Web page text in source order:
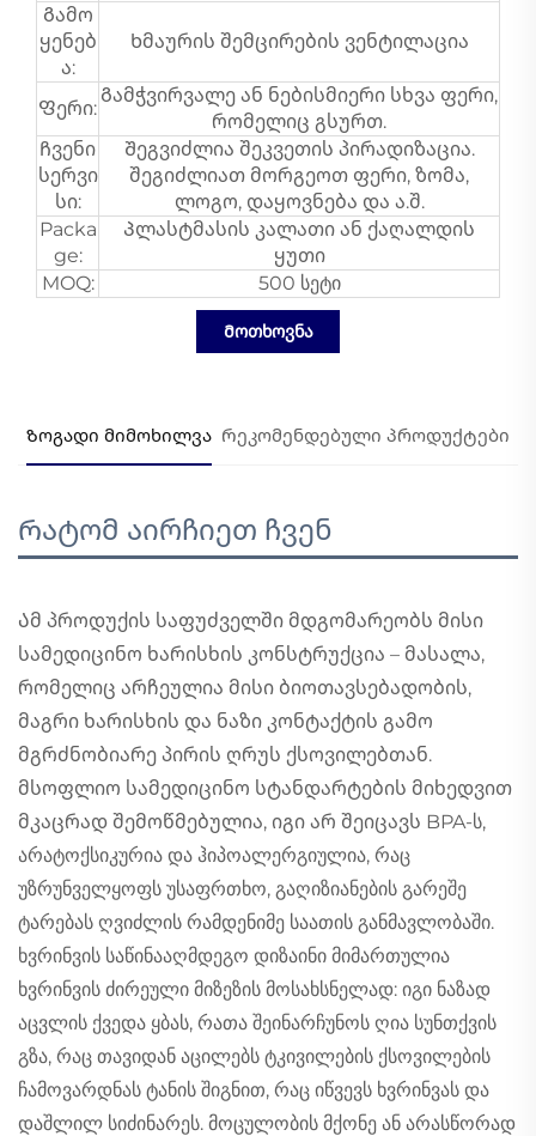
Გამო
ყენებ
ა:
Ხმაურის შემცირების ვენტილაცია
Ფერი:
Გამჭვირვალე ან ნებისმიერი სხვა ფერი,
რომელიც გსურთ.
Ჩვენი
სერვი
სი:
Შეგვიძლია შეკვეთის პირადიზაცია.
შეგიძლიათ მორგეოთ ფერი, ზომა,
ლოგო, დაყოვნება და ა.შ.
Packa
ge:
Პლასტმასის კალათი ან ქაღალდის
ყუთი
MOQ:
500 სეტი
Მოთხოვნა
Ზოგადი მიმოხილვა Რეკომენდებული პროდუქტები
Რატომ აირჩიეთ ჩვენ
Ამ პროდუქის საფუძველში მდგომარეობს მისი
სამედიცინო ხარისხის კონსტრუქცია – მასალა,
რომელიც არჩეულია მისი ბიოთავსებადობის,
მაგრი ხარისხის და ნაზი კონტაქტის გამო
მგრძნობიარე პირის ღრუს ქსოვილებთან.
მსოფლიო სამედიცინო სტანდარტების მიხედვით
მკაცრად შემოწმებულია, იგი არ შეიცავს BPA-ს,
არატოქსიკურია და ჰიპოალერგიულია, რაც
უზრუნველყოფს უსაფრთხო, გაღიზიანების გარეშე
ტარებას ღვიძლის რამდენიმე საათის განმავლობაში.
ხვრინვის საწინააღმდეგო დიზაინი მიმართულია
ხვრინვის ძირეული მიზეზის მოსახსნელად: იგი ნაზად
აცვლის ქვედა ყბას, რათა შეინარჩუნოს ღია სუნთქვის
გზა, რაც თავიდან აცილებს ტკივილების ქსოვილების
ჩამოვარდნას ტანის შიგნით, რაც იწვევს ხვრინვას და
დაშლილ სიძინარეს. მოცულობის მქონე ან არასწორად